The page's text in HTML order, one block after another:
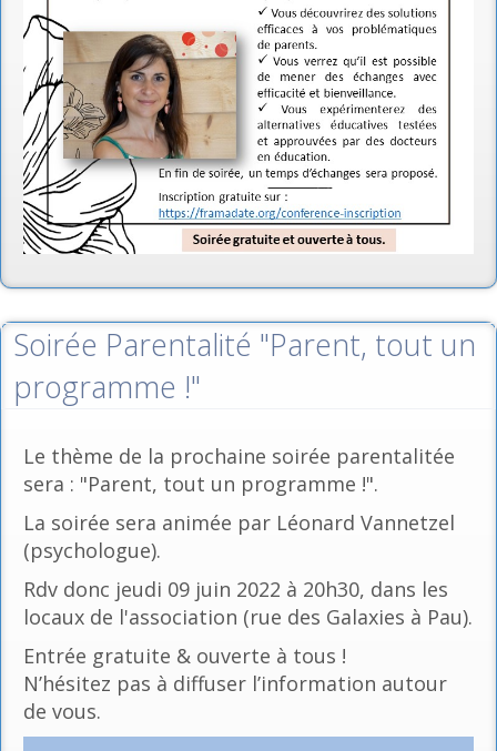
Soirée Parentalité "Parent, tout un
programme !"
Le thème de la prochaine soirée parentalitée
sera : "Parent, tout un programme !".
La soirée sera animée par Léonard Vannetzel
(psychologue).
Rdv donc jeudi 09 juin 2022 à 20h30, dans les
locaux de l'association (rue des Galaxies à Pau).
Entrée gratuite & ouverte à tous !
N’hésitez pas à diffuser l’information autour
de vous.